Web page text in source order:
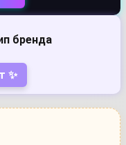
бренда
✨